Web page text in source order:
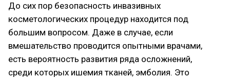
До сих пор безопасность инвазивных
косметологических процедур находится под
большим вопросом. Даже в случае, если
вмешательство проводится опытными врачами,
есть вероятность развития ряда осложнений,
среди которых ишемия тканей, эмболия. Это